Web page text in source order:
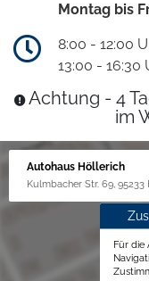
Montag bis
8:00 - 12:00
13:00 - 16:30
Achtung - 4
im
Autohaus Höllerich
Kulmbacher Str. 69,
Für die